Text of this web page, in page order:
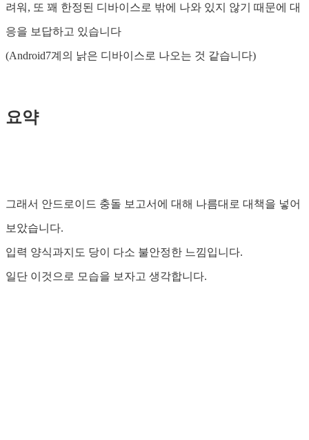
려워, 또 꽤 한정된 디바이스로 밖에 나와 있지 않기 때문에 대
응을 보답하고 있습니다
(Android7계의 낡은 디바이스로 나오는 것 같습니다)
요약
그래서 안드로이드 충돌 보고서에 대해 나름대로 대책을 넣어
보았습니다.
입력 양식과지도 당이 다소 불안정한 느낌입니다.
일단 이것으로 모습을 보자고 생각합니다.